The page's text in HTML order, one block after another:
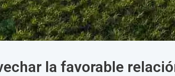
la favorable